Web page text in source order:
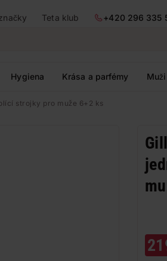
Teta klub
+420 296 335
Hygiena Krása a parfémy Muži
strojky pro muže 6+2 ks